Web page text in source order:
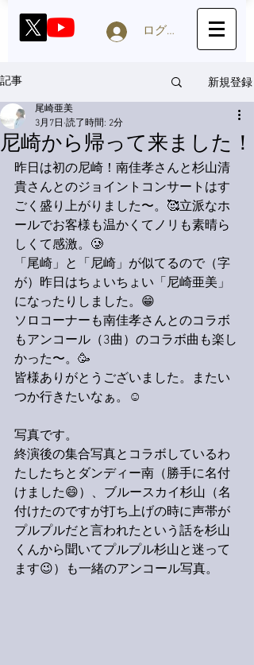
ログイン
記事 新規登録
尼崎から帰って来ました！
尾崎亜美
3月7日 読了時間: 2分
昨日は初の尼崎！南佳孝さんと杉山清
貴さんとのジョイントコンサートはす
ごく盛り上がりました〜。🥰立派なホ
ールでお客様も温かくてノリも素晴ら
しくて感激。🥲
「尾崎」と「尼崎」が似てるので（字
が）昨日はちょいちょい「尼崎亜美」
になったりしました。😁
ソロコーナーも南佳孝さんとのコラボ
もアンコール（3曲）のコラボ曲も楽し
かった〜。🥳
皆様ありがとうございました。またい
つか行きたいなぁ。☺️
写真です。
終演後の集合写真とコラボしているわ
たしたちとダンディー南（勝手に名付
けました😄）、ブルースカイ杉山（名
付けたのですが打ち上げの時に声帯が
プルプルだと言われたという話を杉山
くんから聞いてプルプル杉山と迷って
ます😉）も一緒のアンコール写真。